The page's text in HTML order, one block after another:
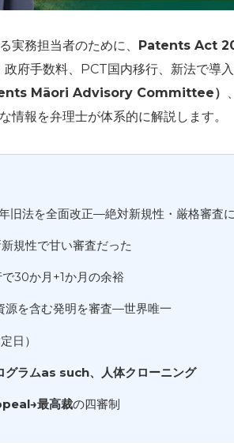
実務担当者のために、 Patents Act
府手数料、PCT国内移行、新法で導
Māori Advisory Committee）
報を弁理士が体系的に解説します。
旧法を全面改正—絶対新規性・厳格審査
規性で甘い審査だった
30か月+1か月の余裕
源を含む発明を審査—世界唯一
日）
グラムas such、人体クローニング
最高裁の四審制